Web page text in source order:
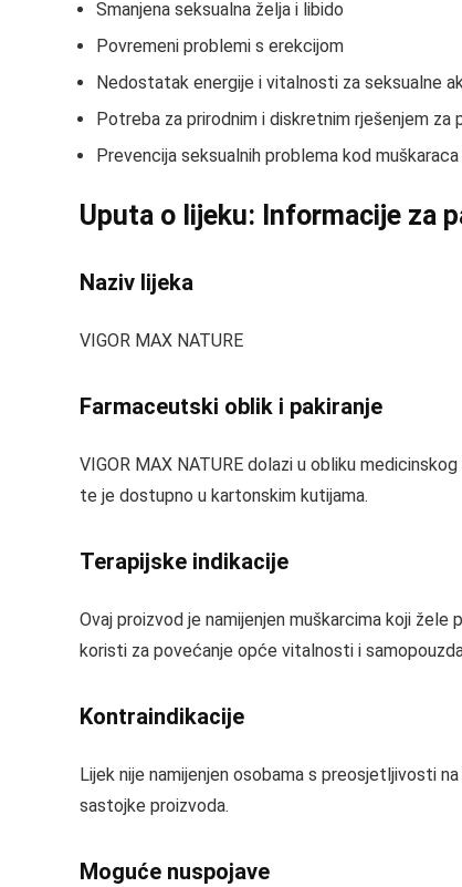
Smanjena seksualna želja i libido
Povremeni problemi s erekcijom
Nedostatak energije i vitalnosti za seksualne
Potreba za prirodnim i diskretnim rješenjem za
Prevencija seksualnih problema kod
Uputa o lijeku: Informacije za
Naziv lijeka
VIGOR MAX NATURE
Farmaceutski oblik i pakiranje
VIGOR MAX NATURE dolazi u obliku
te je dostupno u kartonskim kutijama.
Terapijske indikacije
Ovaj proizvod je namijenjen muškarcima koji
koristi za povećanje opće vitalnosti i
Kontraindikacije
Lijek nije namijenjen osobama s preosjetljivosti
sastojke proizvoda.
Moguće nuspojave